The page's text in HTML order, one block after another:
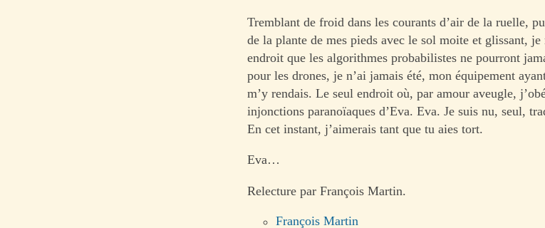
Tremblant de froid dans les courants d’air de la ruelle,
de la plante de mes pieds avec le sol moite et glissant,
endroit que les algorithmes probabilistes ne pourront
pour les drones, je n’ai jamais été, mon équipement
m’y rendais. Le seul endroit où, par amour aveugle,
injonctions paranoïaques d’Eva. Eva. Je suis nu, seul,
En cet instant, j’aimerais tant que tu aies tort.
Eva…
Relecture par François Martin.
François Martin